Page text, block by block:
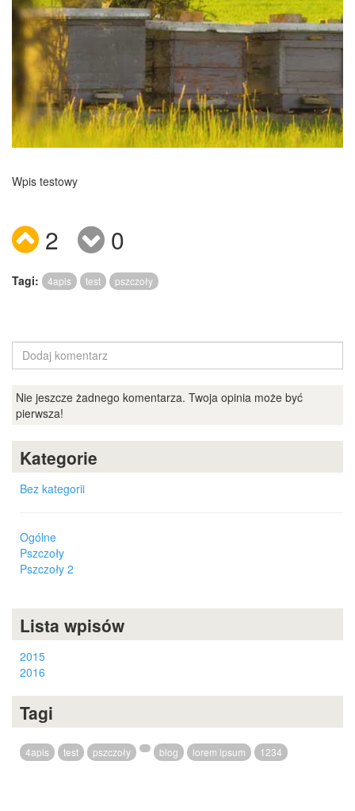
Wpis testowy
2 0
Tagi: 4apis test pszczoły
Nie jeszcze żadnego komentarza. Twoja opinia może być
pierwsza!
Kategorie
Bez kategorii
Ogólne
Pszczoły
Pszczoły 2
Lista wpisów
2015
2016
Tagi
4apis test pszczoły blog lorem ipsum 1234